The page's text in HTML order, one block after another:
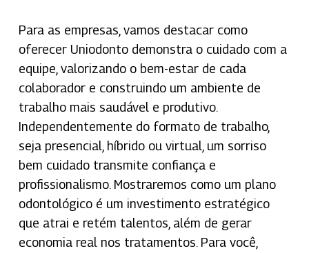
Para as empresas, vamos destacar como
oferecer Uniodonto demonstra o cuidado com a
equipe, valorizando o bem-estar de cada
colaborador e construindo um ambiente de
trabalho mais saudável e produtivo.
Independentemente do formato de trabalho,
seja presencial, híbrido ou virtual, um sorriso
bem cuidado transmite confiança e
profissionalismo. Mostraremos como um plano
odontológico é um investimento estratégico
que atrai e retém talentos, além de gerar
economia real nos tratamentos. Para você,